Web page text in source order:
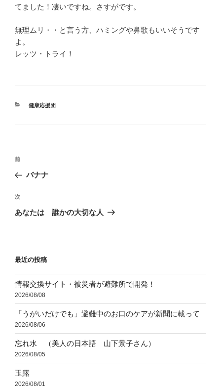
てました！凄いですね。さすがです。
無理ムリ・・と言う方、ハミングや鼻歌もいいそうです
よ。
レッツ・トライ！
カ
健康応援団
投
ナ
ビ
ゲ
ン
前
の
稿
前
バナナ
次
の
次
あなたは 誰かの大切な人
最近の投稿
情報交換サイト・被災者が避難所で開発！
2026/08/08
「うがいだけでも」避難中のお口のケアが新聞に載って
2026/08/06
忘れ水 （美人の日本語 山下景子さん）
2026/08/05
玉露
2026/08/01